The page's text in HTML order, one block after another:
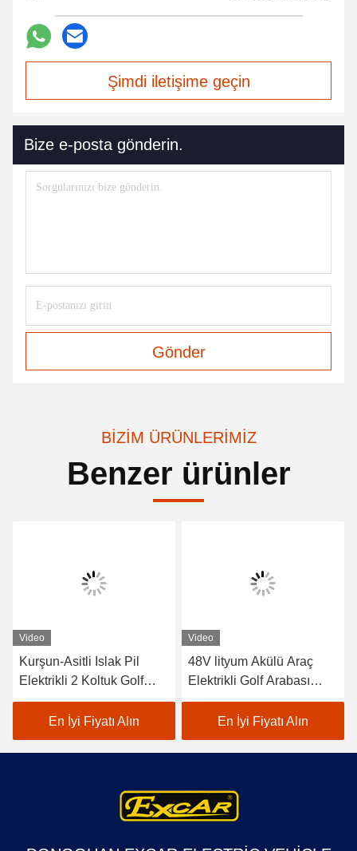
Şimdi iletişime geçin
Bize e-posta gönderin.
Gönder
BIZIM ÜRÜNLERIMIZ
Benzer ürünler
Video
Kurşun-Asitli Islak Pil
Elektrikli 2 Koltuk Golf
Arabaları / Elektrikli Buggy
Araba Golf
En İyi Fiyatı Alın
Video
48V lityum Akülü Araç
Elektrikli Golf Arabası
EXCAR A1S6+2 Beyaz
En İyi Fiyatı Alın